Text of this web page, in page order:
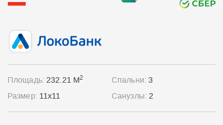
Площадь:232.21 М2
Размер: 11x11
Спальни:3
Санузлы:2